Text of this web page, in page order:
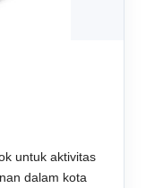
untuk aktivitas
dalam kota